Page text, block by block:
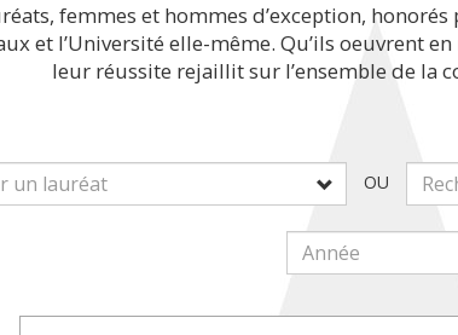
femmes et hommes d’exception,
et l’Université elle-même. Qu’ils oeuvrent
leur réussite rejaillit sur l’ensemble de la
OU